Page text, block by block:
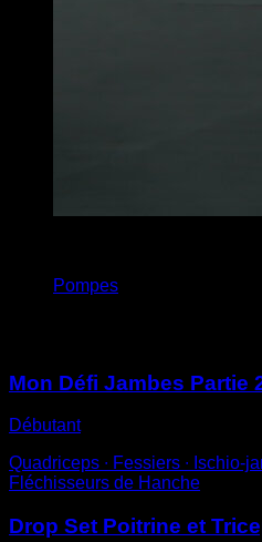
Pompes
Mon Défi Jambes Partie
Débutant
Quadriceps ∙ Fessiers ∙ Ischio-
Fléchisseurs de Hanche
Drop Set Poitrine et